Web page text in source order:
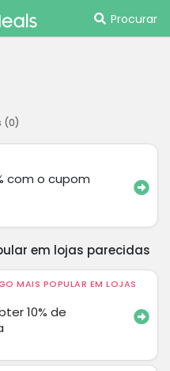
Procurar
(0)
com o cupom
em lojas parecidas
MAIS POPULAR EM LOJAS
10% de